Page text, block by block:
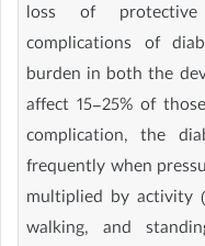
loss of
complications of
burden in both the
affect 15-25% of
complication, the
frequently when
multiplied by activity
walking, and